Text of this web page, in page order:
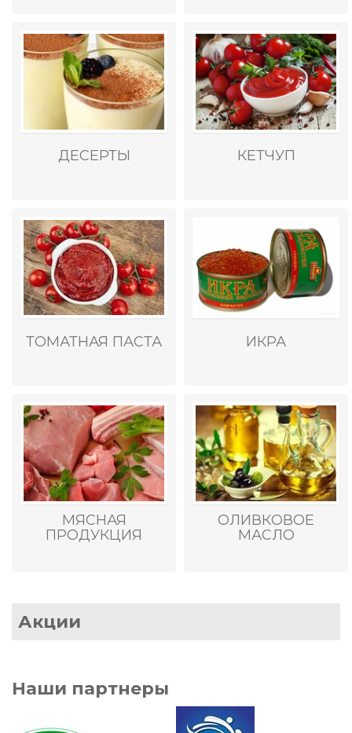
ДЕСЕРТЫ КЕТЧУП
ТОМАТНАЯ ПАСТА ИКРА
МЯСНАЯ
ПРОДУКЦИЯ
ОЛИВКОВОЕ
МАСЛО
Акции
Наши партнеры